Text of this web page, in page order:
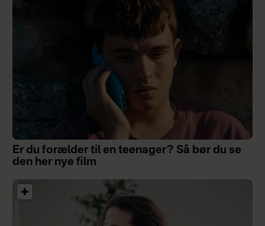
Er du forælder til en teenager? Så bør du se
den her nye film